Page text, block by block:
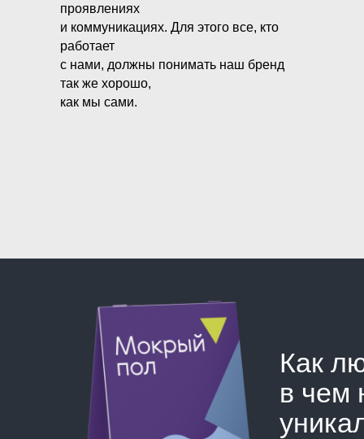
проявлениях
и коммуникациях. Для этого все, кто
работает
с нами, должны понимать наш бренд
так же хорошо,
как мы сами.
Как
в чем